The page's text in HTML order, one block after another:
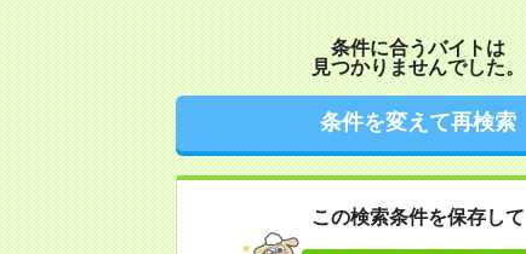
条件に合うバイトは
見つかりませんでした。
条件を変えて再検索
この検索条件を保存して